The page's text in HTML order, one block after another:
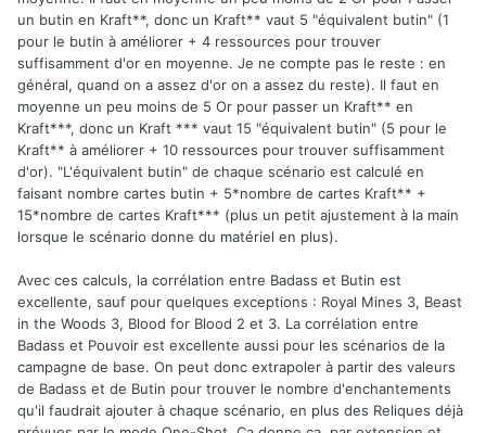
un butin en Kraft**, donc un Kraft** vaut 5 "équivalent butin" (1
pour le butin à améliorer + 4 ressources pour trouver
suffisamment d'or en moyenne. Je ne compte pas le reste : en
général, quand on a assez d'or on a assez du reste). Il faut en
moyenne un peu moins de 5 Or pour passer un Kraft** en
Kraft***, donc un Kraft *** vaut 15 "équivalent butin" (5 pour le
Kraft** à améliorer + 10 ressources pour trouver suffisamment
d'or). "L'équivalent butin" de chaque scénario est calculé en
faisant nombre cartes butin + 5*nombre de cartes Kraft** +
15*nombre de cartes Kraft*** (plus un petit ajustement à la main
lorsque le scénario donne du matériel en plus).
Avec ces calculs, la corrélation entre Badass et Butin est
excellente, sauf pour quelques exceptions : Royal Mines 3, Beast
in the Woods 3, Blood for Blood 2 et 3. La corrélation entre
Badass et Pouvoir est excellente aussi pour les scénarios de la
campagne de base. On peut donc extrapoler à partir des valeurs
de Badass et de Butin pour trouver le nombre d'enchantements
qu'il faudrait ajouter à chaque scénario, en plus des Reliques déjà